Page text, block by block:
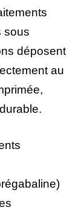
sous
déposent
au